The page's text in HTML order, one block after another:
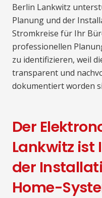
Berlin Lankwitz
Planung und der
Stromkreise für Ihr
professionellen
zu identifizieren, weil
transparent und
dokumentiert worden
Der
Lankwitz ist
der
Home-